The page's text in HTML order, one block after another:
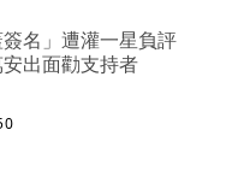
名」遭灌一星負評
出面勸支持者